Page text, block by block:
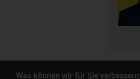
Was können wir für Sie